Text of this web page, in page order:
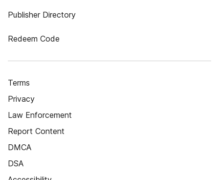
Publisher Directory
Redeem Code
Terms
Privacy
Law Enforcement
Report Content
DMCA
DSA